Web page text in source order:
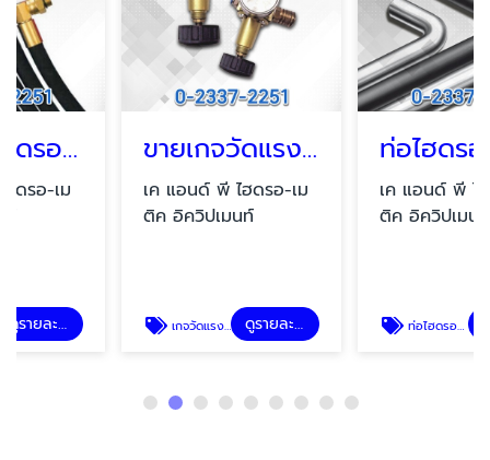
ขายเกจวัดแรงดัน บางนา
เค แอนด์ พี ไฮดรอ-เม
ติค อิควิปเมนท์
เกจวัดแรงดัน ดูรายละเอียด
ท่อไฮดรอลิกไม่มีตะเข็บ
เค แอนด์ พี ไฮดรอ-เม
ติค อิควิปเมนท์
ท่อไฮดรอลิกไม่มีตะเข็บ ดูรายละเอียด